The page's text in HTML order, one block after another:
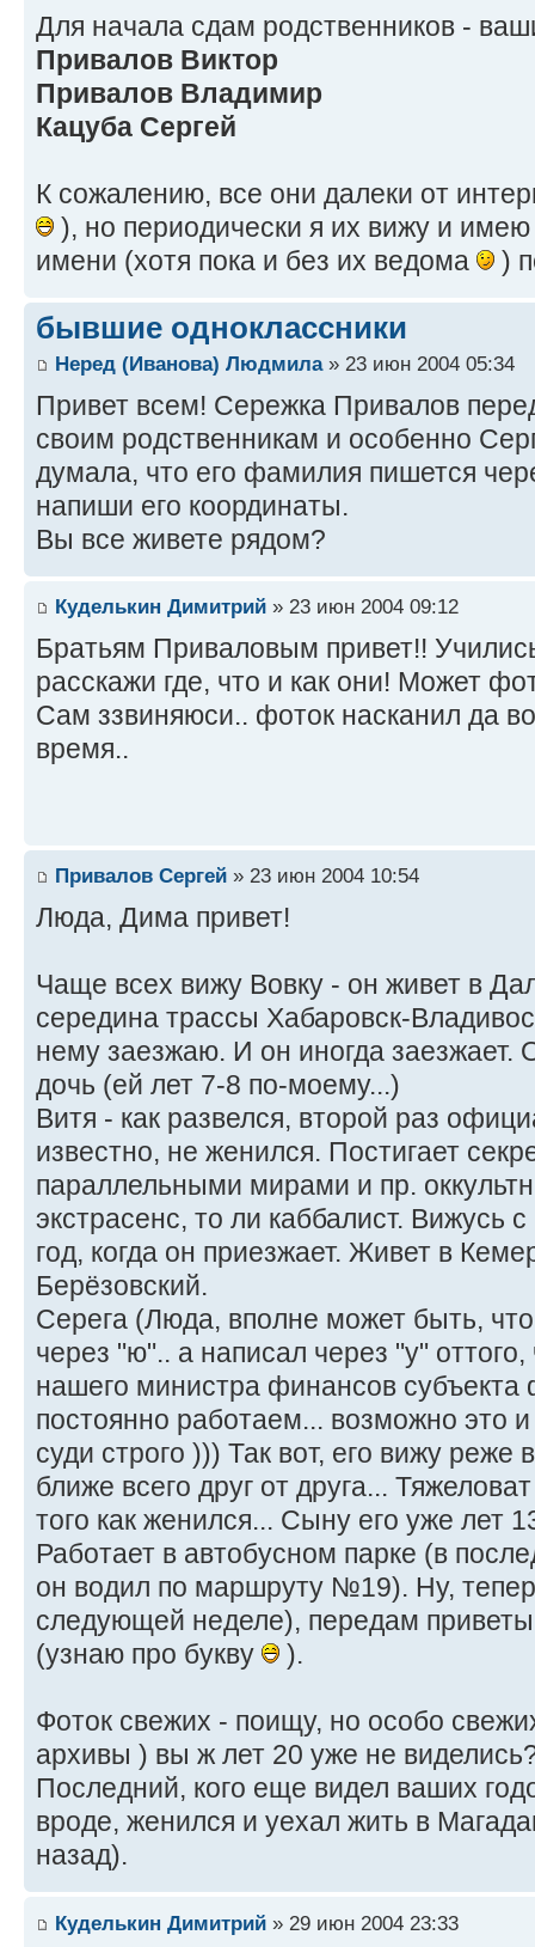
Для начала сдам родственников -
Привалов Виктор
Привалов Владимир
Кацуба Сергей
К сожалению, все они далеки от
), но периодически я их вижу и
имени (хотя пока и без их ведома
)
бывшие одноклассники
Неред (Иванова) Людмила» 23 июн 2004 05:34
Привет всем! Сережка Привалов
своим родственникам и особенно
думала, что его фамилия пишется
напиши его координаты.
Вы все живете рядом?
Куделькин Димитрий » 23 июн 2004 09:12
Братьям Приваловым привет!!
расскажи где, что и как они! Может
Сам ззвиняюси.. фоток насканил да
время..
Привалов Сергей » 23 июн 2004 10:54
Люда, Дима привет!
Чаще всех вижу Вовку - он живет в
середина трассы Хабаровск-
нему заезжаю. И он иногда заезжает.
дочь (ей лет 7-8 по-моему...)
Витя - как развелся, второй раз
известно, не женился. Постигает
параллельными мирами и пр.
экстрасенс, то ли каббалист. Вижусь
год, когда он приезжает. Живет в
Берёзовский.
Серега (Люда, вполне может быть,
через "ю".. а написал через "у"
нашего министра финансов
постоянно работаем... возможно это
суди строго ))) Так вот, его вижу
ближе всего друг от друга...
того как женился... Сыну его уже лет
Работает в автобусном парке (в
он водил по маршруту №19). Ну,
следующей неделе), передам
(узнаю про букву
).
Фоток свежих - поищу, но особо
архивы ) вы ж лет 20 уже не
Последний, кого еще видел ваших
вроде, женился и уехал жить в
назад).
Куделькин Димитрий » 29 июн 2004 23:33